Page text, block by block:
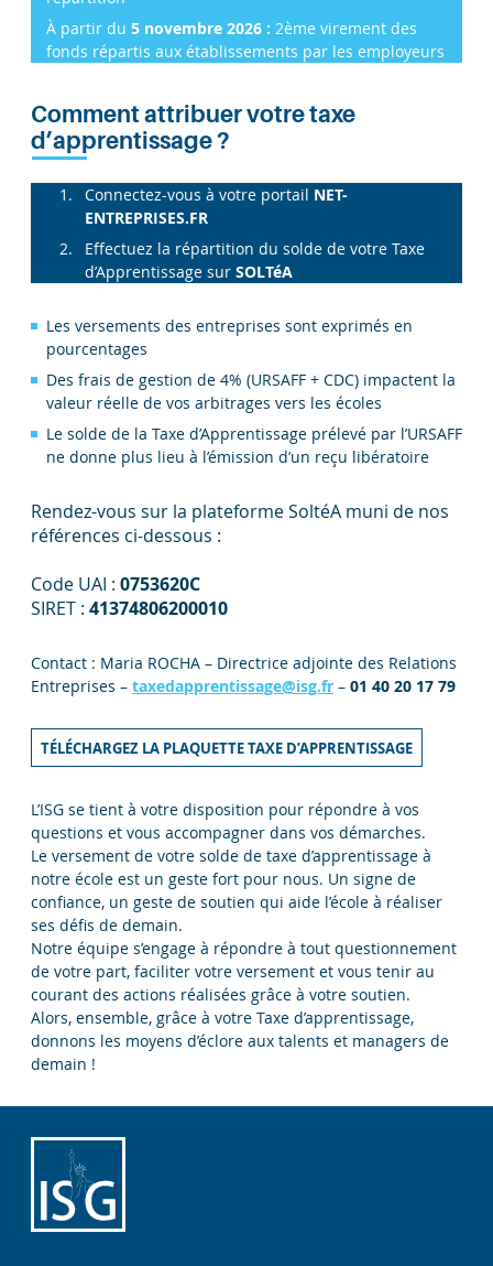
À partir du 5 novembre 2026 : 2ème virement des
fonds répartis aux établissements par les employeurs
​​​​Comment attribuer votre taxe
d’apprentissage ?​
Connectez-vous à votre portail NET-
ENTREPRISES.FR
Effectuez la répartition du solde de votre Taxe
d’Apprentissage sur SOLTéA
Les versements des entreprises sont exprimés en
pourcentages
Des frais de gestion de 4% (URSAFF + CDC) impactent la
valeur réelle de vos arbitrages vers les écoles
Le solde de la Taxe d’Apprentissage prélevé par l’URSAFF
ne donne plus lieu à l’émission d’un reçu libératoire
Rendez-vous sur la plateforme SoltéA muni de nos
références ci-dessous :
Code UAI : 0753620C
SIRET : 41374806200010
Contact : Maria ROCHA – Directrice adjointe des Relations
Entreprises – taxedapprentissage@isg.fr – 01 40 20 17 79
TÉLÉCHARGEZ LA PLAQUETTE TAXE D’APPRENTISSAGE
L’ISG se tient à votre disposition pour répondre à vos
questions et vous accompagner dans vos démarches.
Le versement de votre solde de taxe d’apprentissage à
notre école est un geste fort pour nous. Un signe de
confiance, un geste de soutien qui aide l’école à réaliser
ses défis de demain.
Notre équipe s’engage à répondre à tout questionnement
de votre part, faciliter votre versement et vous tenir au
courant des actions réalisées grâce à votre soutien.
Alors, ensemble, grâce à votre Taxe d’apprentissage,
donnons les moyens d’éclore aux talents et managers de
demain !